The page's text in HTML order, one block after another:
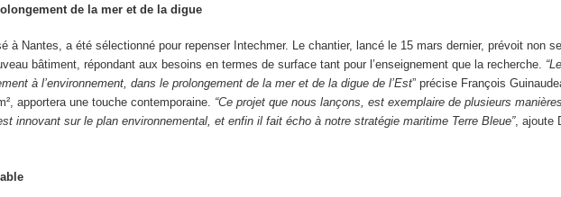
de la mer et de la digue
à Nantes, a été sélectionné pour repenser Intechmer. Le chantier, lancé le 15 mars dernier, prévoit non
bâtiment, répondant aux besoins en termes de surface tant pour l’enseignement que la recherche.
à l’environnement, dans le prolongement de la mer et de la digue de l’Est” précise François
apportera une touche contemporaine. “Ce projet que nous lançons, est exemplaire de plusieurs
innovant sur le plan environnemental, et enfin il fait écho à notre stratégie maritime Terre Bleue”, ajoute